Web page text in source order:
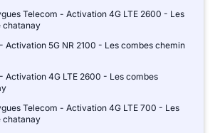
Telecom - Activation 4G LTE 2600 - Les
chatanay
- Activation 5G NR 2100 - Les combes chemin
- Activation 4G LTE 2600 - Les combes
Telecom - Activation 4G LTE 700 - Les
chatanay